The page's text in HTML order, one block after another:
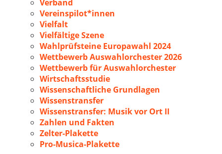
Verband
Vereinspilot*innen
Vielfalt
Vielfältige Szene
Wahlprüfsteine Europawahl 2024
Wettbewerb Auswahlorchester 2026
Wettbewerb für Auswahlorchester
Wirtschaftsstudie
Wissenschaftliche Grundlagen
Wissenstransfer
Wissenstransfer: Musik vor Ort II
Zahlen und Fakten
Zelter-Plakette
Pro-Musica-Plakette